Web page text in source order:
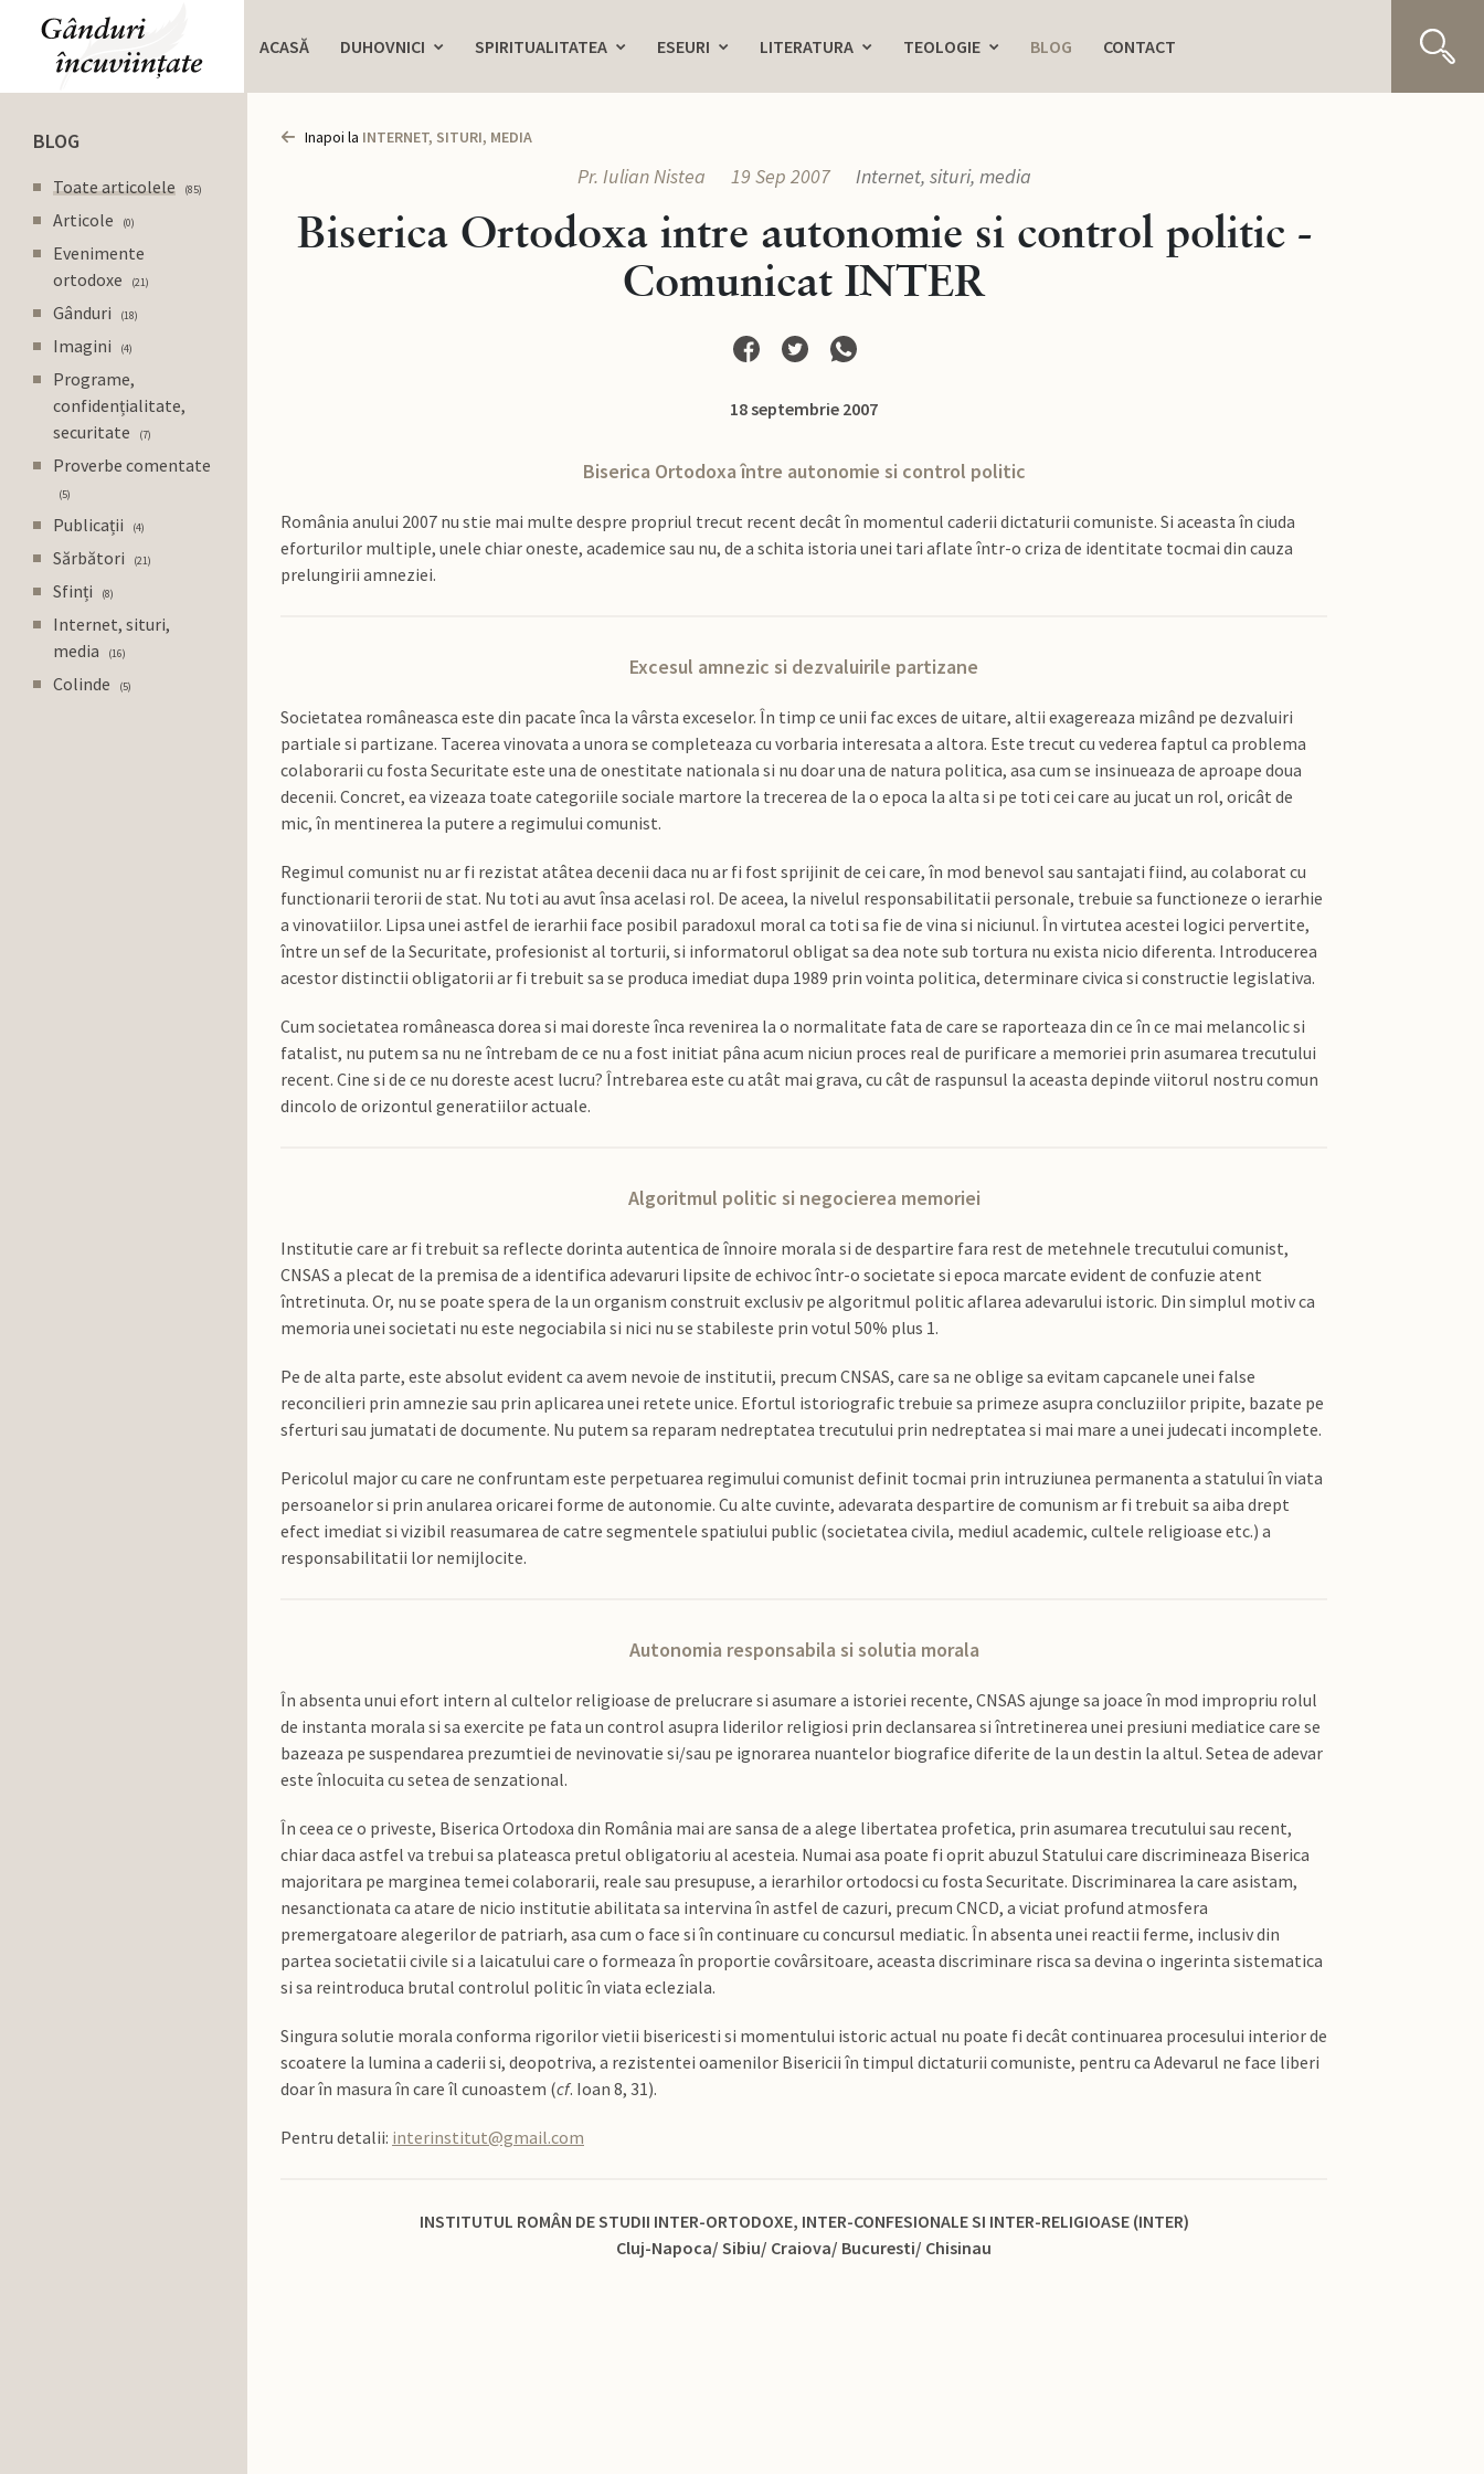
ACASĂ DUHOVNICI SPIRITUALITATEA ESEURI LITERATURA TEOLOGIE BLOG CONTACT
BLOG
Toate articolele 85
Articole 0
Evenimente
ortodoxe
21
Gânduri 18
Imagini 4
Programe,
confidențialitate,
securitate
7
Proverbe comentate
5
Publicații 4
Sărbători 21
Sfinți 8
Internet, situri,
media
16
Colinde 5
Inapoi la INTERNET, SITURI, MEDIA
Pr. Iulian Nistea 19 Sep 2007 Internet, situri, media
Biserica Ortodoxa intre autonomie si control politic -
Comunicat INTER
18 septembrie 2007
Biserica Ortodoxa între autonomie si control politic
România anului 2007 nu stie mai multe despre propriul trecut recent decât în momentul caderii dictaturii comuniste. Si aceasta în ciuda
eforturilor multiple, unele chiar oneste, academice sau nu, de a schita istoria unei tari aflate într-o criza de identitate tocmai din cauza
prelungirii amneziei.
Excesul amnezic si dezvaluirile partizane
Societatea româneasca este din pacate înca la vârsta exceselor. În timp ce unii fac exces de uitare, altii exagereaza mizând pe dezvaluiri
partiale si partizane. Tacerea vinovata a unora se completeaza cu vorbaria interesata a altora. Este trecut cu vederea faptul ca problema
colaborarii cu fosta Securitate este una de onestitate nationala si nu doar una de natura politica, asa cum se insinueaza de aproape doua
decenii. Concret, ea vizeaza toate categoriile sociale martore la trecerea de la o epoca la alta si pe toti cei care au jucat un rol, oricât de
mic, în mentinerea la putere a regimului comunist.
Regimul comunist nu ar fi rezistat atâtea decenii daca nu ar fi fost sprijinit de cei care, în mod benevol sau santajati fiind, au colaborat cu
functionarii terorii de stat. Nu toti au avut însa acelasi rol. De aceea, la nivelul responsabilitatii personale, trebuie sa functioneze o ierarhie
a vinovatiilor. Lipsa unei astfel de ierarhii face posibil paradoxul moral ca toti sa fie de vina si niciunul. În virtutea acestei logici pervertite,
între un sef de la Securitate, profesionist al torturii, si informatorul obligat sa dea note sub tortura nu exista nicio diferenta. Introducerea
acestor distinctii obligatorii ar fi trebuit sa se produca imediat dupa 1989 prin vointa politica, determinare civica si constructie legislativa.
Cum societatea româneasca dorea si mai doreste înca revenirea la o normalitate fata de care se raporteaza din ce în ce mai melancolic si
fatalist, nu putem sa nu ne întrebam de ce nu a fost initiat pâna acum niciun proces real de purificare a memoriei prin asumarea trecutului
recent. Cine si de ce nu doreste acest lucru? Întrebarea este cu atât mai grava, cu cât de raspunsul la aceasta depinde viitorul nostru comun
dincolo de orizontul generatiilor actuale.
Algoritmul politic si negocierea memoriei
Institutie care ar fi trebuit sa reflecte dorinta autentica de înnoire morala si de despartire fara rest de metehnele trecutului comunist,
CNSAS a plecat de la premisa de a identifica adevaruri lipsite de echivoc într-o societate si epoca marcate evident de confuzie atent
întretinuta. Or, nu se poate spera de la un organism construit exclusiv pe algoritmul politic aflarea adevarului istoric. Din simplul motiv ca
memoria unei societati nu este negociabila si nici nu se stabileste prin votul 50% plus 1.
Pe de alta parte, este absolut evident ca avem nevoie de institutii, precum CNSAS, care sa ne oblige sa evitam capcanele unei false
reconcilieri prin amnezie sau prin aplicarea unei retete unice. Efortul istoriografic trebuie sa primeze asupra concluziilor pripite, bazate pe
sferturi sau jumatati de documente. Nu putem sa reparam nedreptatea trecutului prin nedreptatea si mai mare a unei judecati incomplete.
Pericolul major cu care ne confruntam este perpetuarea regimului comunist definit tocmai prin intruziunea permanenta a statului în viata
persoanelor si prin anularea oricarei forme de autonomie. Cu alte cuvinte, adevarata despartire de comunism ar fi trebuit sa aiba drept
efect imediat si vizibil reasumarea de catre segmentele spatiului public (societatea civila, mediul academic, cultele religioase etc.) a
responsabilitatii lor nemijlocite.
Autonomia responsabila si solutia morala
În absenta unui efort intern al cultelor religioase de prelucrare si asumare a istoriei recente, CNSAS ajunge sa joace în mod impropriu rolul
de instanta morala si sa exercite pe fata un control asupra liderilor religiosi prin declansarea si întretinerea unei presiuni mediatice care se
bazeaza pe suspendarea prezumtiei de nevinovatie si/sau pe ignorarea nuantelor biografice diferite de la un destin la altul. Setea de adevar
este înlocuita cu setea de senzational.
În ceea ce o priveste, Biserica Ortodoxa din România mai are sansa de a alege libertatea profetica, prin asumarea trecutului sau recent,
chiar daca astfel va trebui sa plateasca pretul obligatoriu al acesteia. Numai asa poate fi oprit abuzul Statului care discrimineaza Biserica
majoritara pe marginea temei colaborarii, reale sau presupuse, a ierarhilor ortodocsi cu fosta Securitate. Discriminarea la care asistam,
nesanctionata ca atare de nicio institutie abilitata sa intervina în astfel de cazuri, precum CNCD, a viciat profund atmosfera
premergatoare alegerilor de patriarh, asa cum o face si în continuare cu concursul mediatic. În absenta unei reactii ferme, inclusiv din
partea societatii civile si a laicatului care o formeaza în proportie covârsitoare, aceasta discriminare risca sa devina o ingerinta sistematica
si sa reintroduca brutal controlul politic în viata ecleziala.
Singura solutie morala conforma rigorilor vietii bisericesti si momentului istoric actual nu poate fi decât continuarea procesului interior de
scoatere la lumina a caderii si, deopotriva, a rezistentei oamenilor Bisericii în timpul dictaturii comuniste, pentru ca Adevarul ne face liberi
doar în masura în care îl cunoastem (cf. Ioan 8, 31).
Pentru detalii: interinstitut@gmail.com
INSTITUTUL ROMÂN DE STUDII INTER-ORTODOXE, INTER-CONFESIONALE SI INTER-RELIGIOASE (INTER)
Cluj-Napoca/ Sibiu/ Craiova/ Bucuresti/ Chisinau